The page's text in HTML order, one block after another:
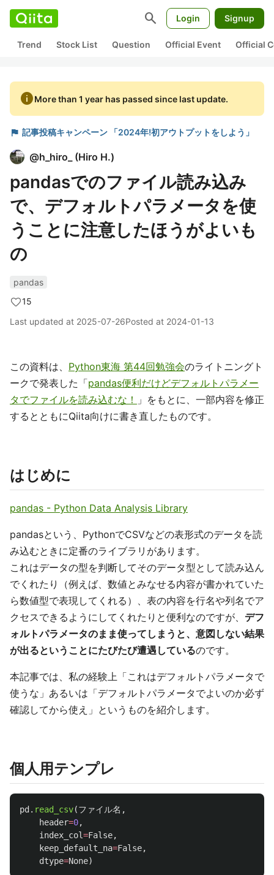
search Login Signup
Trend Stock List Question Official Event Official
infoMore than 1 year has passed since last update.
flag 記事投稿キャンペーン 「2024年!初アウトプットをしよう」
@h_hiro_ (Hiro H.)
pandasでのファイル読み込み
で、デフォルトパラメータを使
うことに注意したほうがよいも
の
pandas
15
Last updated at 2025-07-26Posted at 2024-01-13
この資料は、 Python東海 第44回勉強会のライトニングト
ークで発表した「pandas便利だけどデフォルトパラメー
タでファイルを読み込むな！ 」をもとに、一部内容を修正
するとともにQiita向けに書き直したものです。
はじめに
pandas - Python Data Analysis Library
pandasという、PythonでCSVなどの表形式のデータを読
み込むときに定番のライブラリがあります。
これはデータの型を判断してそのデータ型として読み込ん
でくれたり（例えば、数値とみなせる内容が書かれていた
ら数値型で表現してくれる）、表の内容を行名や列名でア
クセスできるようにしてくれたりと便利なのですが、 デフ
ォルトパラメータのまま使ってしまうと、意図しない結果
が出るということにたびたび遭遇しているのです。
本記事では、私の経験上「これはデフォルトパラメータで
使うな」あるいは「デフォルトパラメータでよいのか必ず
確認してから使え」というものを紹介します。
個人用テンプレ
pd . read_csv(ファイル名 ,
header=0,
index_col=False,
keep_default_na=False,
dtype=None)